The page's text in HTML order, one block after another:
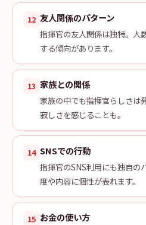
12 友人関係のパターン
指揮官の友人関係は独特。人
する傾向があります。
13 家族との関係
家族の中でも指揮官らしさは
寂しさを感じることも。
14 SNSでの行動
指揮官のSNS利用にも独自の
度や内容に個性が表れます。
15 お金の使い方